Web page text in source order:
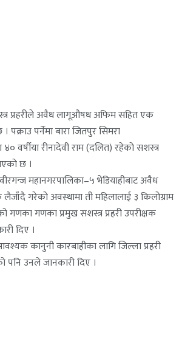
प्रहरीले अवैध लागूऔषध अफिम सहित एक
पक्राउ पर्नेमा बारा जितपुर सिमरा
वर्षीया रीनादेवी राम (दलित) रहेको सशस्त्र
छ ।
महानगरपालिका–५ भेडियाहीबाट अवैध
गरेको अवस्थामा ती महिलालाई ३ किलोग्राम
गणका गणका प्रमुख सशस्त्र प्रहरी उपरीक्षक
दिए ।
कानुनी कारबाहीका लागि जिल्ला प्रहरी
पनि उनले जानकारी दिए ।